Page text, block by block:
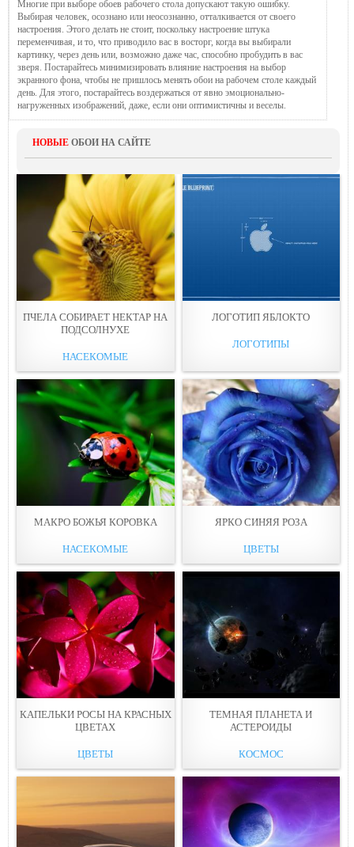
Многие при выборе обоев рабочего стола допускают такую ошибку.
Выбирая человек, осознано или неосознанно, отталкивается от своего
настроения. Этого делать не стоит, поскольку настроение штука
переменчивая, и то, что приводило вас в восторг, когда вы выбирали
картинку, через день или, возможно даже час, способно пробудить в вас
зверя. Постарайтесь минимизировать влияние настроения на выбор
экранного фона, чтобы не пришлось менять обои на рабочем столе каждый
день. Для этого, постарайтесь воздержаться от явно эмоционально-
нагруженных изображений, даже, если они оптимистичны и веселы.
НОВЫЕ ОБОИ НА САЙТЕ
ПЧЕЛА СОБИРАЕТ НЕКТАР НА
ПОДСОЛНУХЕ
НАСЕКОМЫЕ
ЛОГОТИП ЯБЛОКТО
ЛОГОТИПЫ
МАКРО БОЖЬЯ КОРОВКА
НАСЕКОМЫЕ
ЯРКО СИНЯЯ РОЗА
ЦВЕТЫ
КАПЕЛЬКИ РОСЫ НА КРАСНЫХ
ЦВЕТАХ
ЦВЕТЫ
ТЕМНАЯ ПЛАНЕТА И
АСТЕРОИДЫ
КОСМОС